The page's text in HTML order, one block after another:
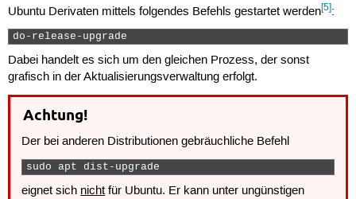
Ubuntu Derivaten mittels folgendes Befehls gestartet werden[5]:
do-release-upgrade
Dabei handelt es sich um den gleichen Prozess, der sonst
grafisch in der Aktualisierungsverwaltung erfolgt.
Achtung!
Der bei anderen Distributionen gebräuchliche Befehl
sudo apt dist-upgrade
eignet sich nicht für Ubuntu. Er kann unter ungünstigen